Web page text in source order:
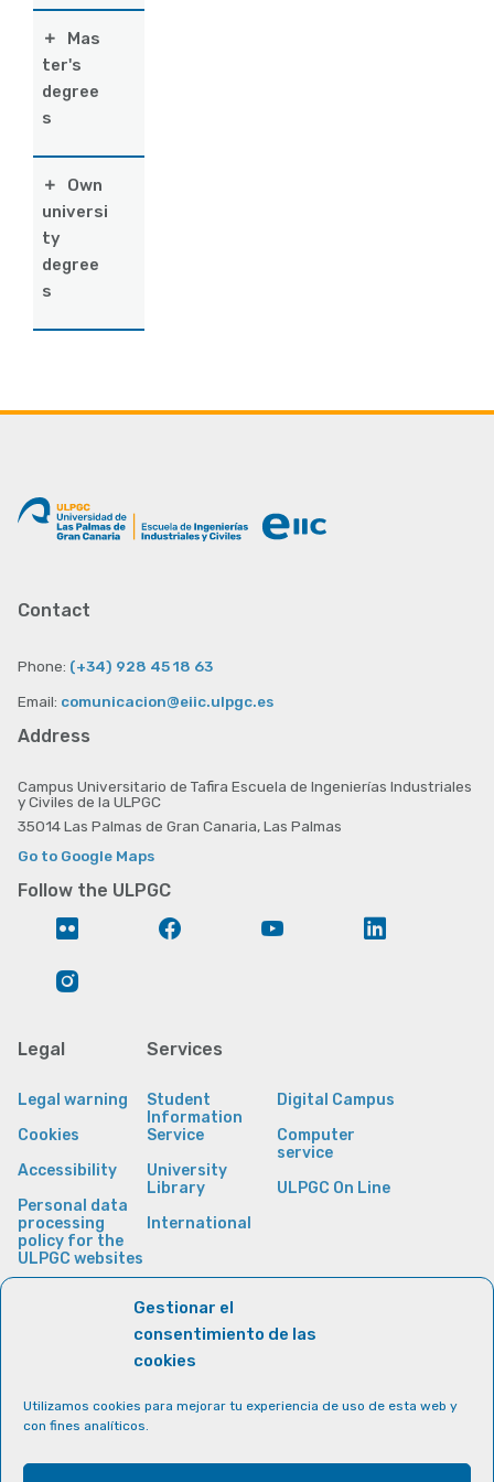
Gestionar el
consentimiento de las
cookies
Utilizamos cookies para mejorar tu experiencia de uso de esta web y
con fines analíticos.
Mas
ter's
degree
s
Own
universi
ty
degree
s
Contact
Phone: (+34) 928 45 18 63
Email: comunicacion@eiic.ulpgc.es
Address
Campus Universitario de Tafira Escuela de Ingenierías Industriales
y Civiles de la ULPGC
35014 Las Palmas de Gran Canaria, Las Palmas
Go to Google Maps
Follow the ULPGC
Legal
Legal warning
Cookies
Accessibility
Personal data
processing
policy for the
ULPGC websites
Services
Student
Information
Service
University
Library
International
Digital Campus
Computer
service
ULPGC On Line